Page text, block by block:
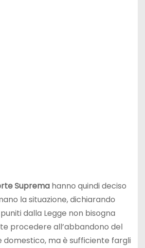
Supremahanno quindi deciso
la situazione, dichiarando
dalla Legge non bisogna
procedere all’abbandono del
domestico, ma è sufficiente fargli